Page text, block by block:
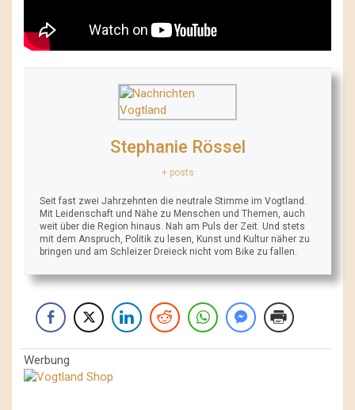
Stephanie Rössel
+ posts
Seit fast zwei Jahrzehnten die neutrale Stimme im Vogtland.
Mit Leidenschaft und Nähe zu Menschen und Themen, auch
weit über die Region hinaus. Nah am Puls der Zeit. Und stets
mit dem Anspruch, Politik zu lesen, Kunst und Kultur näher zu
bringen und am Schleizer Dreieck nicht vom Bike zu fallen.
Werbung